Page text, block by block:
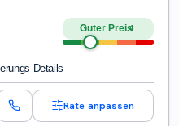
Guter Preis4
Details
Rate anpassen